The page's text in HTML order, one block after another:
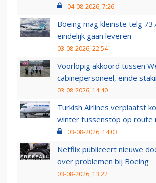
04-08-2026, 7:26
Boeing mag kleinste telg
eindelijk gaan leveren
03-08-2026, 22:54
Voorlopig akkoord tussen
cabinepersoneel, einde
03-08-2026, 14:40
Turkish Airlines verplaatst
winter tussenstop op route
03-08-2026, 14:03
Netflix publiceert nieuwe
over problemen bij Boeing
03-08-2026, 13:22